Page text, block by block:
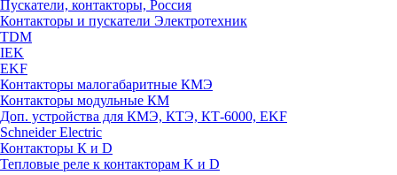
Пускатели, контакторы, Россия
Контакторы и пускатели Электротехник
TDM
IEK
EKF
Контакторы малогабаритные КМЭ
Контакторы модульные КМ
Доп. устройства для КМЭ, КТЭ, КТ-6000, EKF
Schneider Electric
Контакторы К и D
Тепловые реле к контакторам K и D